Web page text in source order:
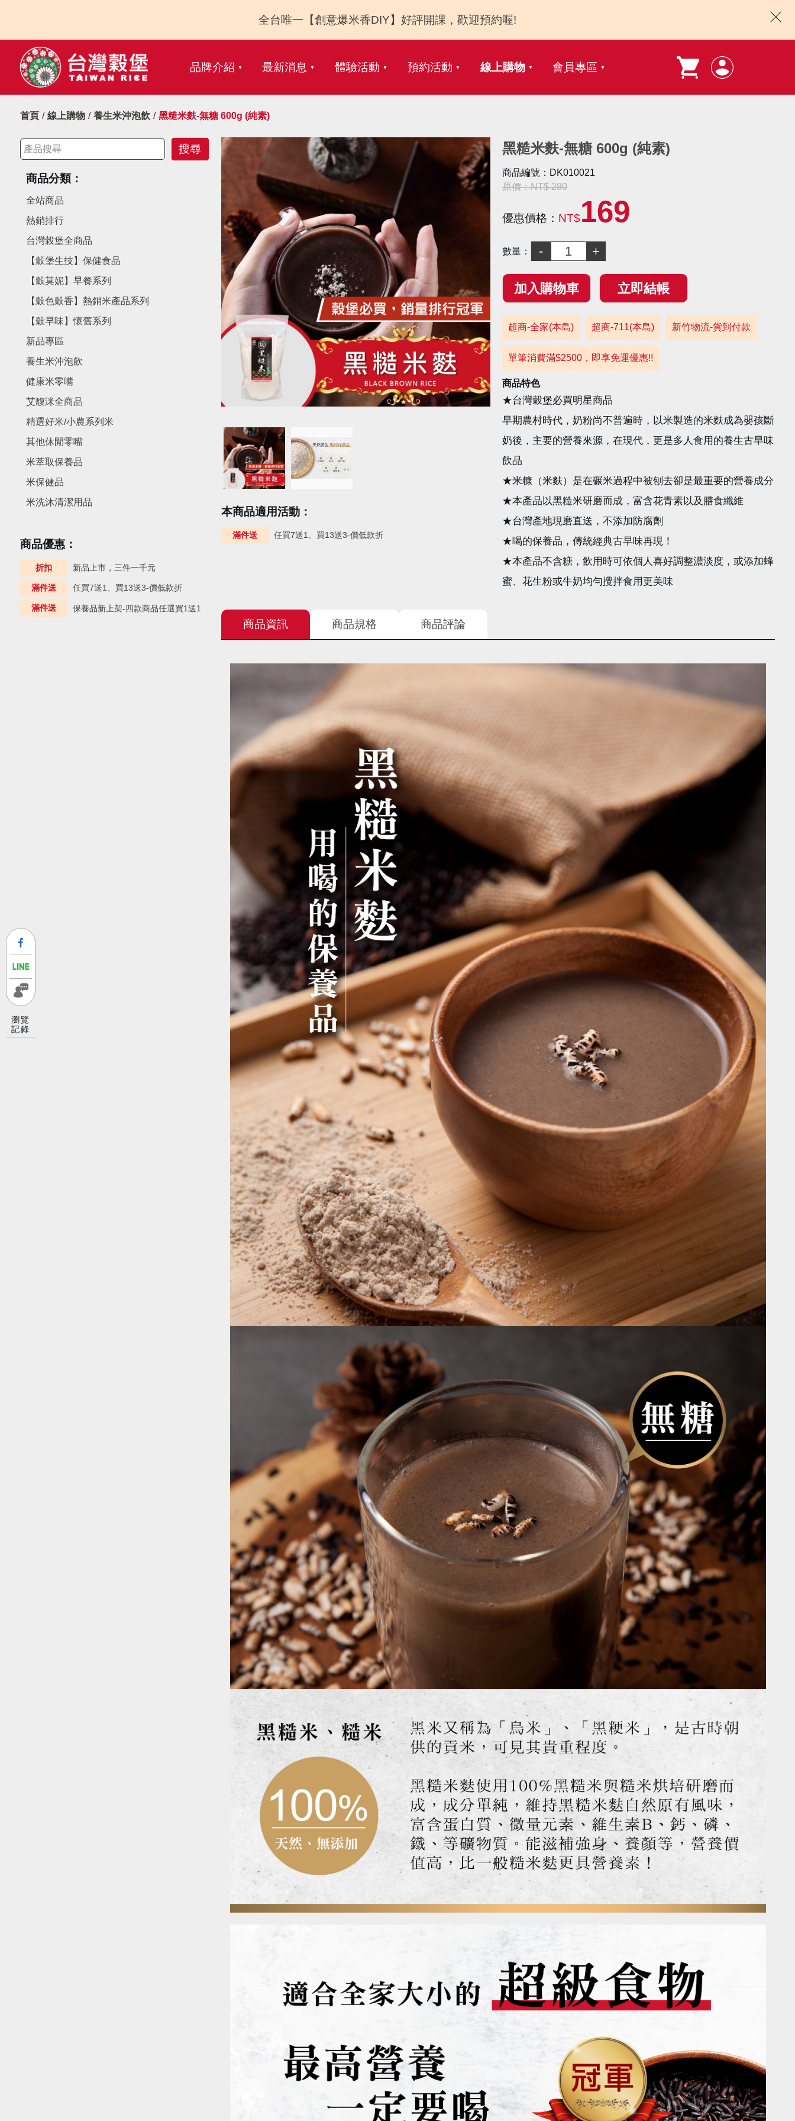
全台唯一【創意爆米香DIY】好評開課，歡迎預約喔!
品牌介紹 最新消息 體驗活動 預約活動 線上購物 會員專區
首頁 線上購物 養生米沖泡飲 黑糙米麩-無糖 600g (純素)
商品分類：
全站商品
熱銷排行
台灣榖堡全商品
【穀堡生技】保健食品
【穀莫妮】早餐系列
【穀色穀香】熱銷米產品系列
【穀早味】懷舊系列
新品專區
養生米沖泡飲
健康米零嘴
艾馥洣全商品
精選好米/小農系列米
其他休閒零嘴
米萃取保養品
米保健品
米洗沐清潔用品
商品優惠：
折扣 新品上市，三件一千元
滿件送 任買7送1、買13送3-價低款折
滿件送 保養品新上架-四款商品任選買1送1
本商品適用活動：
滿件送 任買7送1、買13送3-價低款折
黑糙米麩-無糖 600g (純素)
商品編號：DK010021
原價：NT$ 280
優惠價格： NT$169
數量：
超商-全家(本島) 超商-711(本島) 新竹物流-貨到付款
單筆消費滿$2500，即享免運優惠!!
商品特色
★台灣穀堡必買明星商品
早期農村時代，奶粉尚不普遍時，以米製造的米麩成為嬰孩斷
奶後，主要的營養來源，在現代，更是多人食用的養生古早味
飲品
★米糠（米麩）是在碾米過程中被刨去卻是最重要的營養成分
★本產品以黑糙米研磨而成，富含花青素以及膳食纖維
★台灣產地現磨直送，不添加防腐劑
★喝的保養品，傳統經典古早味再現！
★本產品不含糖，飲用時可依個人喜好調整濃淡度，或添加蜂
蜜、花生粉或牛奶均勻攪拌食用更美味
商品資訊 商品規格 商品評論
瀏覽
記錄